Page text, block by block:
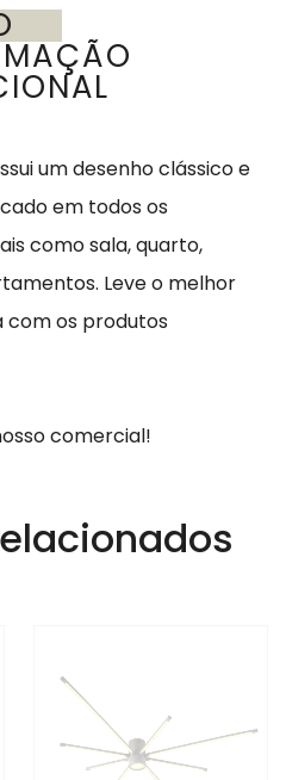
um desenho clássico e
em todos os
como sala, quarto,
Leve o melhor
com os produtos
comercial!